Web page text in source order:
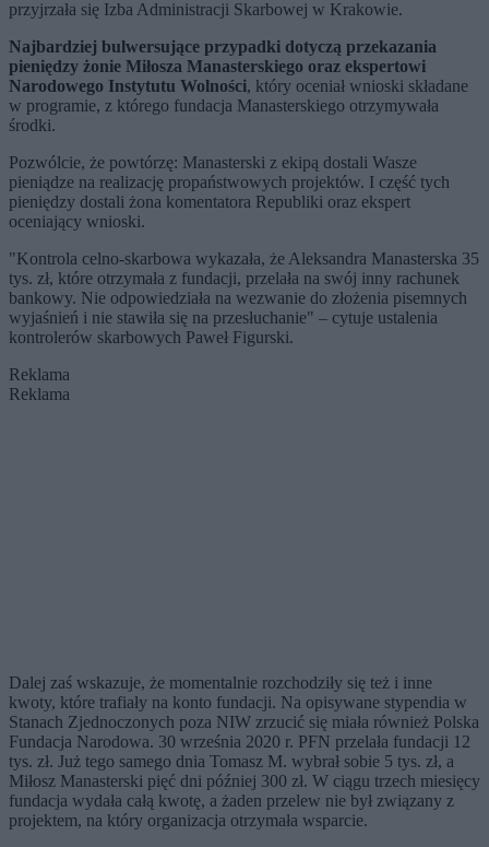
przyjrzała się Izba Administracji Skarbowej w Krakowie.
Najbardziej bulwersujące przypadki dotyczą przekazania
pieniędzy żonie Miłosza Manasterskiego oraz ekspertowi
Narodowego Instytutu Wolności, który oceniał wnioski składane
w programie, z którego fundacja Manasterskiego otrzymywała
środki.
Pozwólcie, że powtórzę: Manasterski z ekipą dostali Wasze
pieniądze na realizację propaństwowych projektów. I część tych
pieniędzy dostali żona komentatora Republiki oraz ekspert
oceniający wnioski.
"Kontrola celno-skarbowa wykazała, że Aleksandra Manasterska 35
tys. zł, które otrzymała z fundacji, przelała na swój inny rachunek
bankowy. Nie odpowiedziała na wezwanie do złożenia pisemnych
wyjaśnień i nie stawiła się na przesłuchanie" – cytuje ustalenia
kontrolerów skarbowych Paweł Figurski.
Reklama
Reklama
Dalej zaś wskazuje, że momentalnie rozchodziły się też i inne
kwoty, które trafiały na konto fundacji. Na opisywane stypendia w
Stanach Zjednoczonych poza NIW zrzucić się miała również Polska
Fundacja Narodowa. 30 września 2020 r. PFN przelała fundacji 12
tys. zł. Już tego samego dnia Tomasz M. wybrał sobie 5 tys. zł, a
Miłosz Manasterski pięć dni później 300 zł. W ciągu trzech miesięcy
fundacja wydała całą kwotę, a żaden przelew nie był związany z
projektem, na który organizacja otrzymała wsparcie.